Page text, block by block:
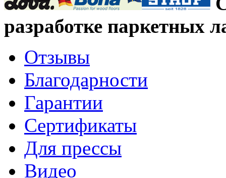
разработке паркетных
Отзывы
Благодарности
Гарантии
Сертификаты
Для прессы
Видео